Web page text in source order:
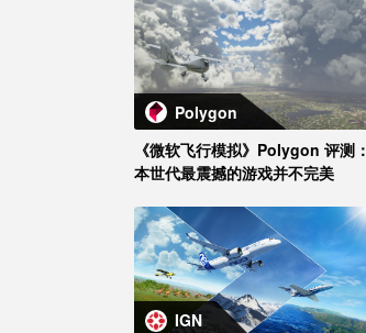
Polygon
《微软飞行模拟》Polygon 评测：
本世代最震撼的游戏并不完美
IGN